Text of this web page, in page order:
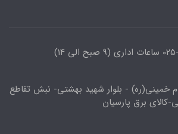
الی 14)
خمینی(ره) - بلوار شهید بهشتی- نبش تقاطع
کالای برق پارسیان